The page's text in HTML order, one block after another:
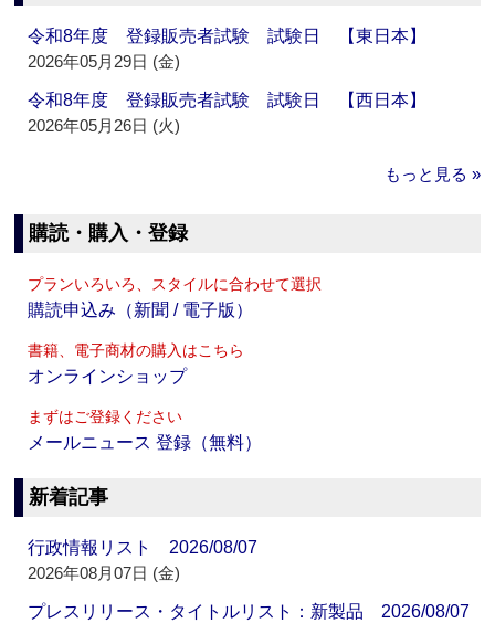
令和8年度 登録販売者試験 試験日 【東日本】
2026年05月29日 (金)
令和8年度 登録販売者試験 試験日 【西日本】
2026年05月26日 (火)
もっと見る »
購読・購入・登録
プランいろいろ、スタイルに合わせて選択
購読申込み（新聞 / 電子版）
書籍、電子商材の購入はこちら
オンラインショップ
まずはご登録ください
メールニュース 登録（無料）
新着記事
行政情報リスト 2026/08/07
2026年08月07日 (金)
プレスリリース・タイトルリスト：新製品 2026/08/07